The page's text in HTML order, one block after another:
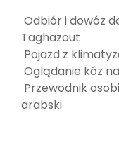
Odbiór i dowóz
Taghazout
Pojazd z
Oglądanie kóz
Przewodnik
arabski